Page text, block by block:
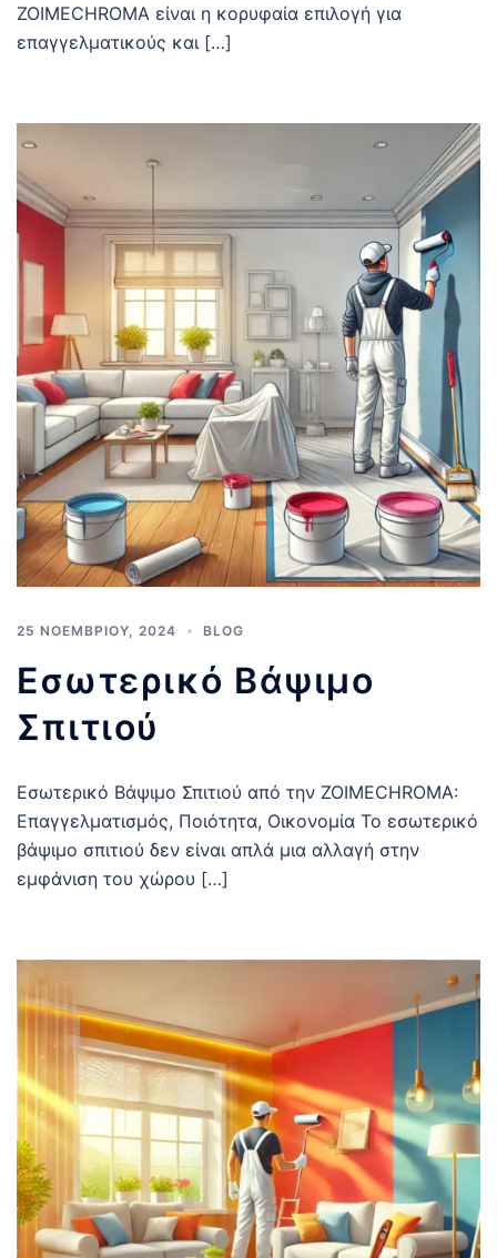
ZOIMECHROMA είναι η κορυφαία επιλογή για
επαγγελματικούς και […]
25 ΝΟΕΜΒΡΊΟΥ, 2024 BLOG
Εσωτερικό Βάψιμο
Σπιτιού
Εσωτερικό Βάψιμο Σπιτιού από την ZOIMECHROMA:
Επαγγελματισμός, Ποιότητα, Οικονομία Το εσωτερικό
βάψιμο σπιτιού δεν είναι απλά μια αλλαγή στην
εμφάνιση του χώρου […]